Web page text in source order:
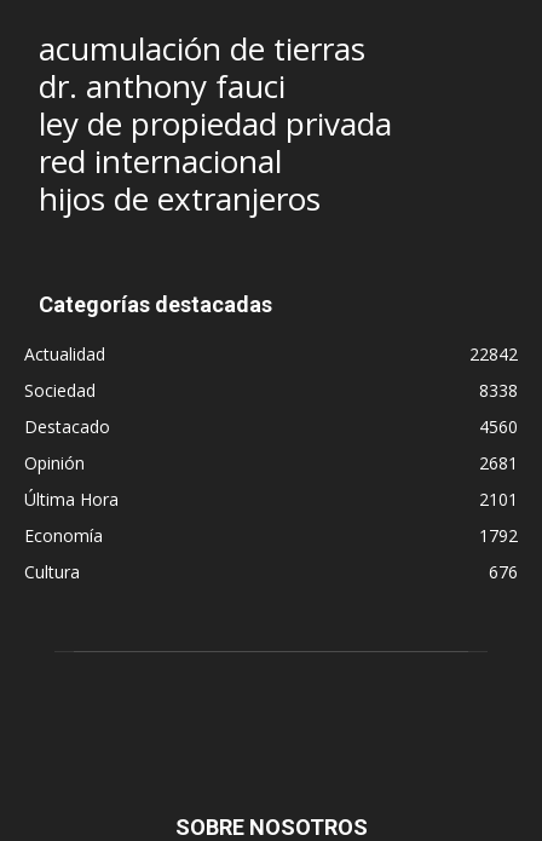
acumulación de tierras
dr. anthony fauci
ley de propiedad privada
red internacional
hijos de extranjeros
Categorías destacadas
Actualidad
22842
Sociedad
8338
Destacado
4560
Opinión
2681
Última Hora
2101
Economía
1792
Cultura
676
SOBRE NOSOTROS